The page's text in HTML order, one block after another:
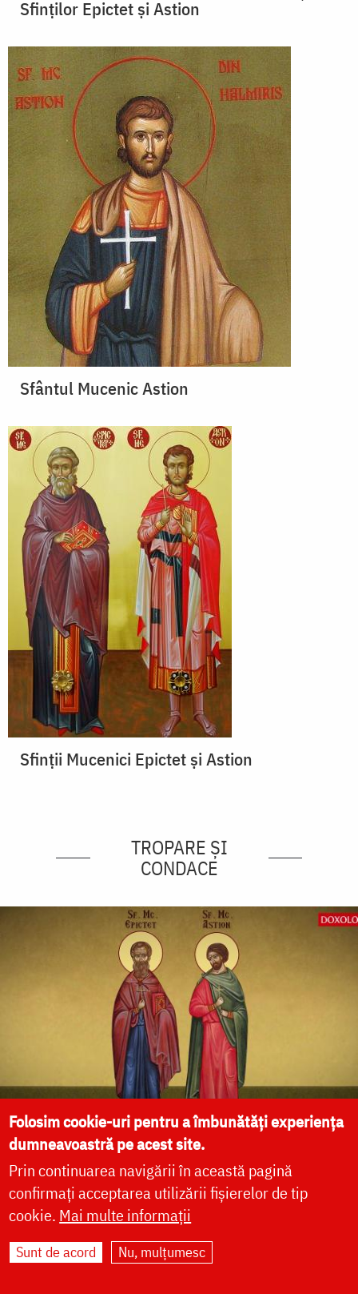
Sfinţilor Epictet şi Astion
Sfântul Mucenic Astion
Sfinții Mucenici Epictet și Astion
TROPARE ȘI
CONDACE
(Video) Troparul Sfinților Mucenici Epictet și
Astion
Folosim cookie-uri pentru a îmbunătăți experiența
dumneavoastră pe acest site.
Prin continuarea navigării în această pagină
confirmați acceptarea utilizării fișierelor de tip
cookie. Mai multe informații
Sunt de acord Nu, mulțumesc